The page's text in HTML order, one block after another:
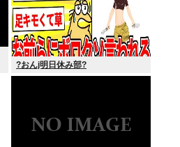
?おんj明日休み部?